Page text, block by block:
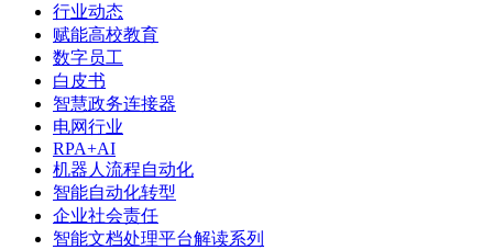
行业动态
赋能高校教育
数字员工
白皮书
智慧政务连接器
电网行业
RPA+AI
机器人流程自动化
智能自动化转型
企业社会责任
智能文档处理平台解读系列